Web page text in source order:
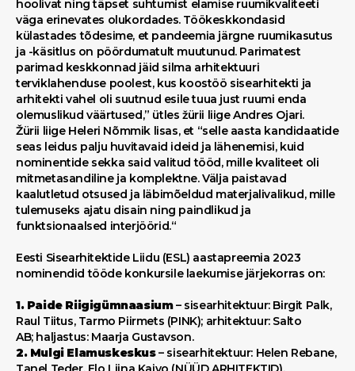
hoolivat ning täpset suhtumist elamise ruumikvaliteeti
väga erinevates olukordades. Töökeskkondasid
külastades tõdesime, et pandeemia järgne ruumikasutus
ja -käsitlus on pöördumatult muutunud. Parimatest
parimad keskkonnad jäid silma arhitektuuri
terviklahenduse poolest, kus koostöö sisearhitekti ja
arhitekti vahel oli suutnud esile tuua just ruumi enda
olemuslikud väärtused,” ütles žürii liige Andres Ojari.
Žürii liige Heleri Nõmmik lisas, et “selle aasta kandidaatide
seas leidus palju huvitavaid ideid ja lähenemisi, kuid
nominentide sekka said valitud tööd, mille kvaliteet oli
mitmetasandiline ja komplektne. Välja paistavad
kaalutletud otsused ja läbimõeldud materjalivalikud, mille
tulemuseks ajatu disain ning paindlikud ja
funktsionaalsed interjöörid.“
Eesti Sisearhitektide Liidu (ESL) aastapreemia 2023
nominendid tööde konkursile laekumise järjekorras on:
1. Paide Riigigümnaasium– sisearhitektuur: Birgit Palk,
Raul Tiitus, Tarmo Piirmets (PINK); arhitektuur: Salto
AB; haljastus: Maarja Gustavson.
2. Mulgi Elamuskeskus– sisearhitektuur: Helen Rebane,